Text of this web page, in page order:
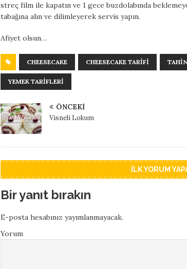
streç film ile kapatın ve 1 gece buzdolabında
tabağına alın ve dilimleyerek servis yapın.
Afiyet olsun…
CHEESECAKE CHEESECAKE TARIFI
YEMEK TARIFLERI
ÖNCEKI
Visneli Lokum
İLK YORUM
Bir yanıt bırakın
E-posta hesabınız yayımlanmayacak.
Yorum